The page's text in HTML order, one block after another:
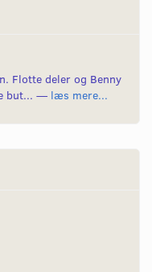
Flotte deler og Benny
but... — læs mere...